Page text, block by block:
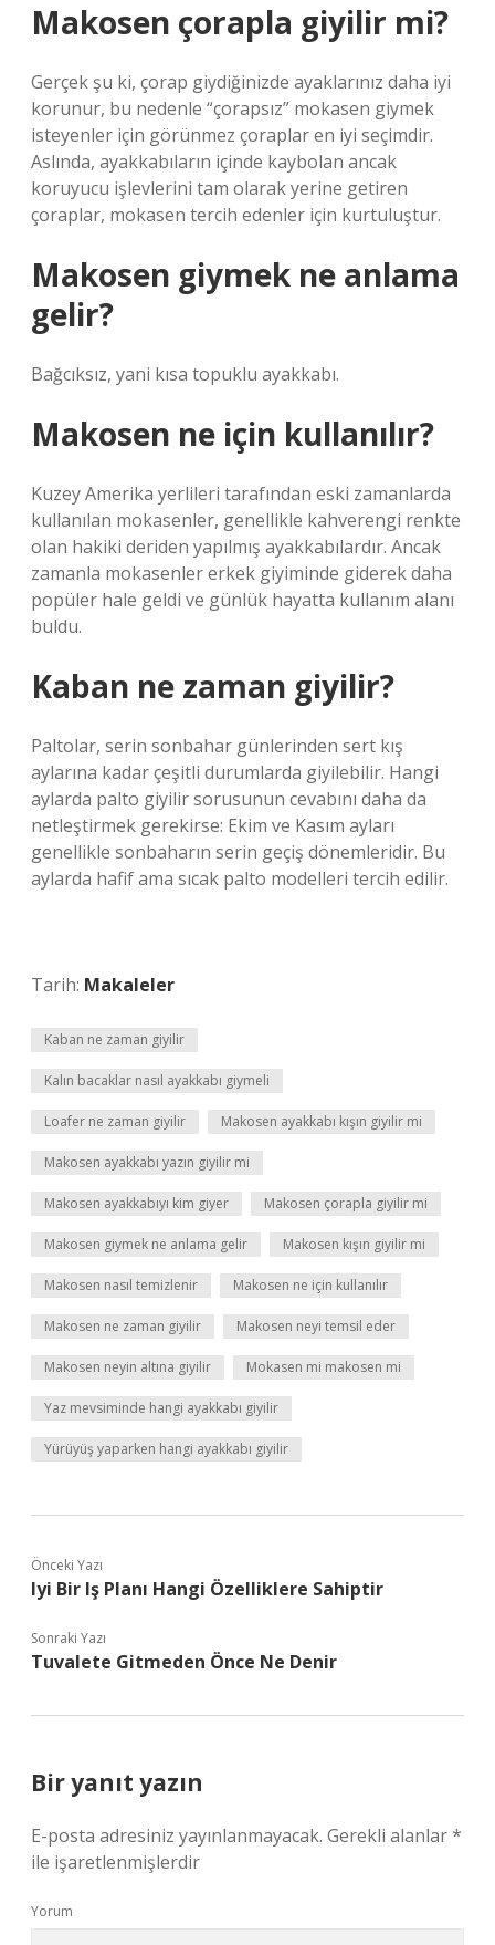
Makosen çorapla giyilir mi?
Gerçek şu ki, çorap giydiğinizde ayaklarınız daha iyi
korunur, bu nedenle “çorapsız” mokasen giymek
isteyenler için görünmez çoraplar en iyi seçimdir.
Aslında, ayakkabıların içinde kaybolan ancak
koruyucu işlevlerini tam olarak yerine getiren
çoraplar, mokasen tercih edenler için kurtuluştur.
Makosen giymek ne anlama
gelir?
Bağcıksız, yani kısa topuklu ayakkabı.
Makosen ne için kullanılır?
Kuzey Amerika yerlileri tarafından eski zamanlarda
kullanılan mokasenler, genellikle kahverengi renkte
olan hakiki deriden yapılmış ayakkabılardır. Ancak
zamanla mokasenler erkek giyiminde giderek daha
popüler hale geldi ve günlük hayatta kullanım alanı
buldu.
Kaban ne zaman giyilir?
Paltolar, serin sonbahar günlerinden sert kış
aylarına kadar çeşitli durumlarda giyilebilir. Hangi
aylarda palto giyilir sorusunun cevabını daha da
netleştirmek gerekirse: Ekim ve Kasım ayları
genellikle sonbaharın serin geçiş dönemleridir. Bu
aylarda hafif ama sıcak palto modelleri tercih edilir.
Tarih: Makaleler
Kaban ne zaman giyilir
Kalın bacaklar nasıl ayakkabı giymeli
Loafer ne zaman giyilir Makosen ayakkabı kışın giyilir mi
Makosen ayakkabı yazın giyilir mi
Makosen ayakkabıyı kim giyer Makosen çorapla giyilir mi
Makosen giymek ne anlama gelir Makosen kışın giyilir mi
Makosen nasıl temizlenir Makosen ne için kullanılır
Makosen ne zaman giyilir Makosen neyi temsil eder
Makosen neyin altına giyilir Mokasen mi makosen mi
Yaz mevsiminde hangi ayakkabı giyilir
Yürüyüş yaparken hangi ayakkabı giyilir
Önceki Yazı
Iyi Bir Iş Planı Hangi Özelliklere Sahiptir
Sonraki Yazı
Tuvalete Gitmeden Önce Ne Denir
Bir yanıt yazın
E-posta adresiniz yayınlanmayacak. Gerekli alanlar*
ile işaretlenmişlerdir
Yorum